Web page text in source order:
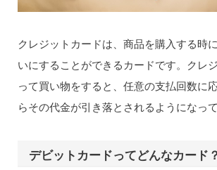
クレジットカードは、商品を購入する時
いにすることができるカードです。クレ
って買い物をすると、任意の支払回数に
らその代金が引き落とされるようになって
デビットカードってどんなカード？